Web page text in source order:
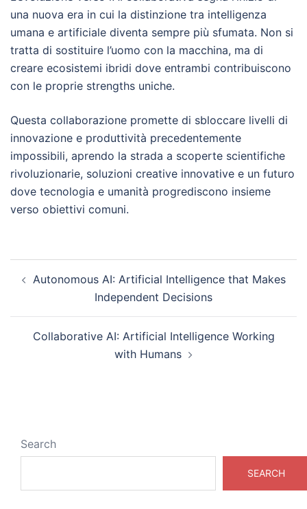
una nuova era in cui la distinzione tra intelligenza
umana e artificiale diventa sempre più sfumata. Non si
tratta di sostituire l’uomo con la macchina, ma di
creare ecosistemi ibridi dove entrambi contribuiscono
con le proprie strengths uniche.
Questa collaborazione promette di sbloccare livelli di
innovazione e produttività precedentemente
impossibili, aprendo la strada a scoperte scientifiche
rivoluzionarie, soluzioni creative innovative e un futuro
dove tecnologia e umanità progrediscono insieme
verso obiettivi comuni.
navigation
Autonomous AI: Artificial Intelligence that Makes
Independent Decisions
Collaborative AI: Artificial Intelligence Working
with Humans
Search
SEARCH